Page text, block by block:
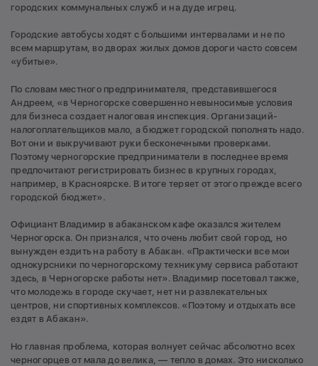
городских коммунальных служб и на дуде игрец.
Городские автобусы ходят с большими интервалами и не по
всем маршрутам, во дворах жилых домов дороги часто совсем
«убитые».
По словам местного предпринимателя, представившегося
Андреем, «в Черногорске совершенно невыносимые условия
для бизнеса создает налоговая инспекция. Организаций-
налогоплательщиков мало, а бюджет городской пополнять надо.
Вот они и выкручивают руки бесконечными проверками.
Поэтому черногорские предприниматели в последнее время
предпочитают регистрировать бизнес в крупных городах,
например, в Красноярске. В итоге теряет от этого прежде всего
городской бюджет».
Официант Владимир в абаканском кафе оказался жителем
Черногорска. Он признался, что очень любит свой город, но
вынужден ездить на работу в Абакан. «Практически все мои
однокурсники по черногорскому техникуму сервиса работают
здесь, в Черногорске работы нет». Владимир посетовал также,
что молодежь в городе скучает, нет ни развлекательных
центров, ни спортивных комплексов. «Поэтому и отдыхать все
ездят в Абакан».
Но главная проблема, которая волнует сейчас абсолютно всех
черногорцев от мала до велика, — тепло в домах. Это нисколько